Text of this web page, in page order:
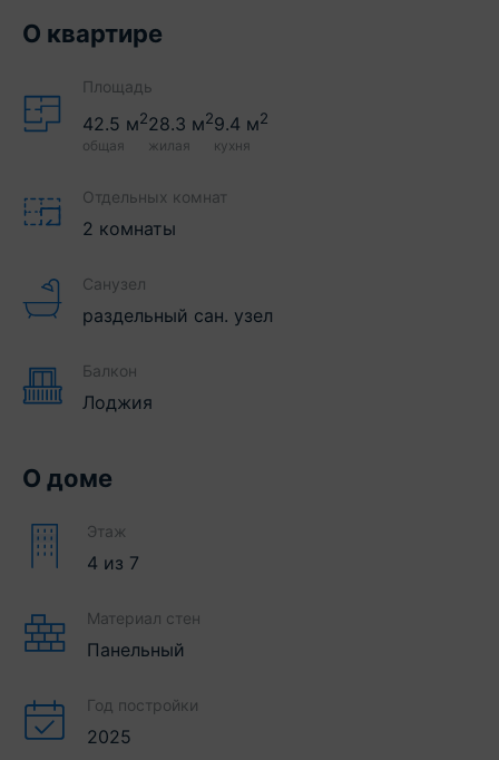
О квартире
Площадь
42.5 м2
общая
28.3 м2
жилая
9.4 м2
кухня
Отдельных комнат
2 комнаты
Санузел
раздельный сан. узел
Балкон
Лоджия
О доме
Этаж
4 из 7
Материал стен
Панельный
Год постройки
2025